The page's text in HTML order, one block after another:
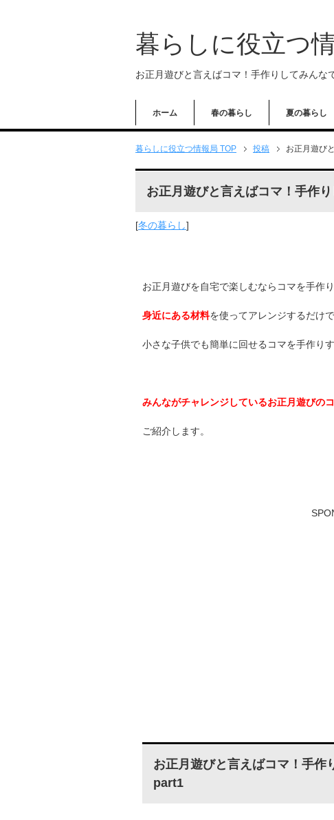
暮らしに役立つ
お正月遊びと言えばコマ！手作りしてみんな
ホーム 春の暮らし 夏の暮らし
暮らしに役立つ情報局 TOP 投稿 お正月遊び
お正月遊びと言えばコマ！手作
[冬の暮らし]
お正月遊びを自宅で楽しむならコマを手作
身近にある材料を使ってアレンジするだけで
小さな子供でも簡単に回せるコマを手作り
みんながチャレンジしているお正月遊びの
ご紹介します。
お正月遊びと言えばコマ！手作
part1